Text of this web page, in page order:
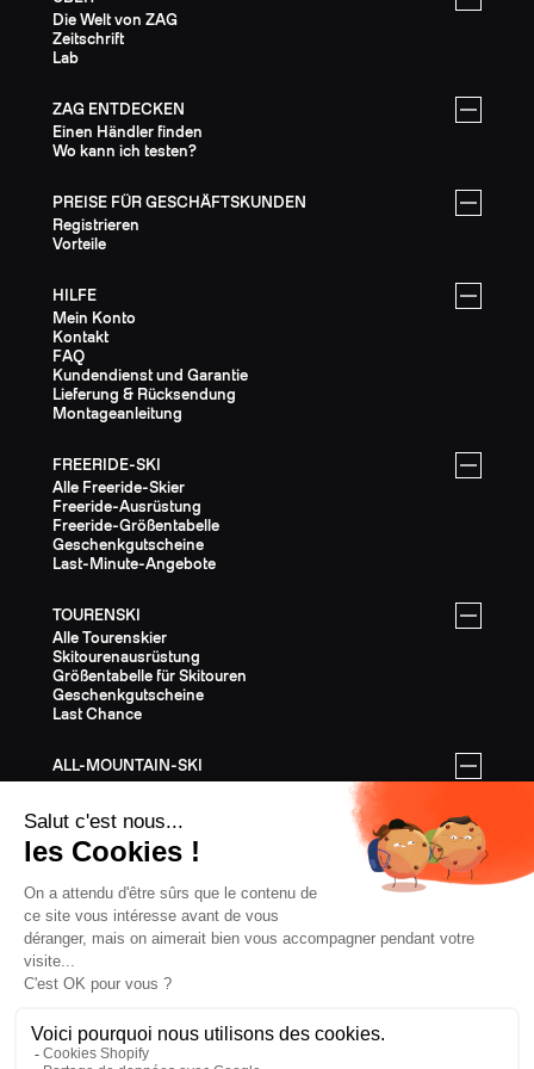
Die Welt von ZAG
Zeitschrift
Lab
ZAG ENTDECKEN
Einen Händler finden
Wo kann ich testen?
PREISE FÜR GESCHÄFTSKUNDEN
Registrieren
Vorteile
HILFE
Mein Konto
Kontakt
FAQ
Kundendienst und Garantie
Lieferung & Rücksendung
Montageanleitung
FREERIDE-SKI
Alle Freeride-Skier
Freeride-Ausrüstung
Freeride-Größentabelle
Geschenkgutscheine
Last-Minute-Angebote
TOURENSKI
Alle Tourenskier
Skitourenausrüstung
Größentabelle für Skitouren
Geschenkgutscheine
Last Chance
ALL-MOUNTAIN-SKI
All-Mountain-Größentabelle
Geschenkgutscheine
Last Chance
AUSSTATTUNG
Die gesamte Ausrüstung
Helme
Bindungen
Stöcke
Steigeisen
Bekleidung